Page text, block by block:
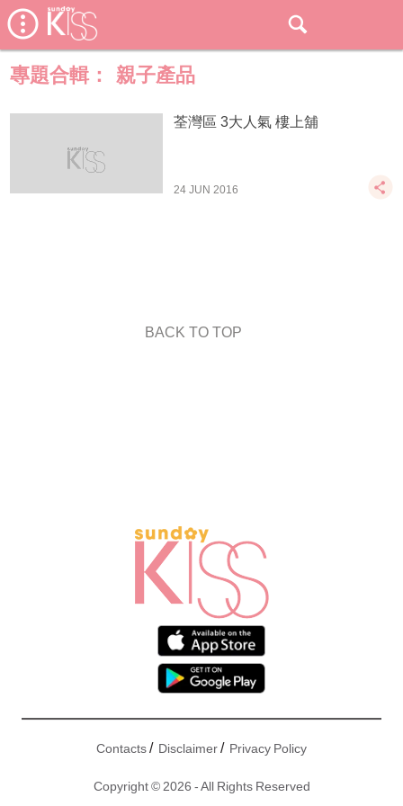
專題合輯： 親子產品
荃灣區 3大人氣 樓上舖
24 JUN 2016
BACK TO TOP
Contacts/ Disclaimer/ Privacy Policy
Copyright © 2026 - All Rights Reserved